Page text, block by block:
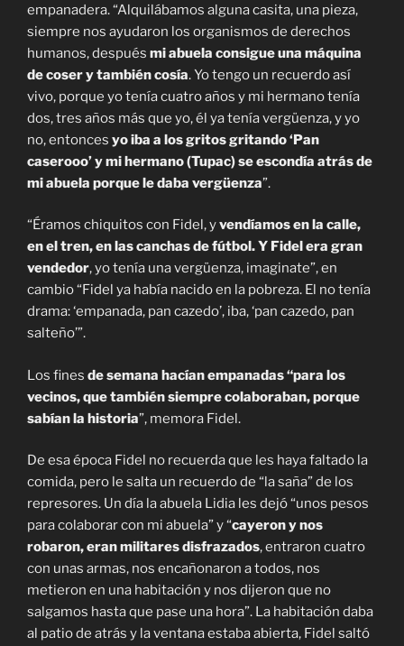
empanadera. “Alquilábamos alguna casita, una pieza,
siempre nos ayudaron los organismos de derechos
humanos, después mi abuela consigue una máquina
de coser y también cosía. Yo tengo un recuerdo así
vivo, porque yo tenía cuatro años y mi hermano tenía
dos, tres años más que yo, él ya tenía vergüenza, y yo
no, entonces yo iba a los gritos gritando ‘Pan
caserooo’ y mi hermano (Tupac) se escondía atrás de
mi abuela porque le daba vergüenza”.
“Éramos chiquitos con Fidel, yvendíamos en la calle,
en el tren, en las canchas de fútbol. Y Fidel era gran
vendedor, yo tenía una vergüenza, imaginate”, en
cambio “Fidel ya había nacido en la pobreza. El no tenía
drama: ‘empanada, pan cazedo’, iba, ‘pan cazedo, pan
salteño’”.
Los fines de semana hacían empanadas “para los
vecinos, que también siempre colaboraban, porque
sabían la historia”, memora Fidel.
De esa época Fidel no recuerda que les haya faltado la
comida, pero le salta un recuerdo de “la saña” de los
represores. Un día la abuela Lidia les dejó “unos pesos
para colaborar con mi abuela” y “cayeron y nos
robaron, eran militares disfrazados, entraron cuatro
con unas armas, nos encañonaron a todos, nos
metieron en una habitación y nos dijeron que no
salgamos hasta que pase una hora”. La habitación daba
al patio de atrás y la ventana estaba abierta, Fidel saltó